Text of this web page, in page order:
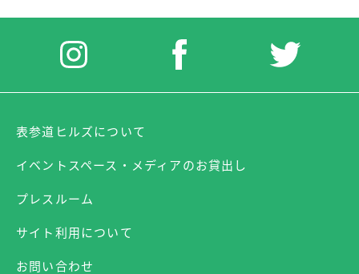
表参道ヒルズについて
イベントスペース・メディアのお貸出し
プレスルーム
サイト利用について
お問い合わせ